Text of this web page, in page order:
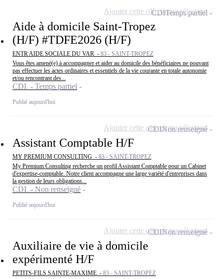
Aide à domicile Saint-Tropez
(H/F) #TDFE2026 (H/F)
ENTR AIDE SOCIALE DU VAR - 83 - SAINT-TROPEZ
Vous êtes amené(e) à accompagner et aider au domicile des bénéficiaires ne pouvant
pas effectuer les actes ordinaires et essentiels de la vie courante en totale autonomie
et/ou rencontrant des...
CDI - Temps partiel
Publié aujourd'hui
CDITemps partiel
Ajouter cette offre à ma sélection
Assistant Comptable H/F
MY PREMIUM CONSULTING - 83 - SAINT-TROPEZ
My Premium Consulting recherche un profil Assistant Comptable pour un Cabinet
d'expertise-comptable. Notre client accompagne une large variété d'entreprises dans
la gestion de leurs obligations...
CDI - Non renseigné
Publié aujourd'hui
CDINon renseigné
Ajouter cette offre à ma sélection
Auxiliaire de vie à domicile
expérimenté H/F
PETITS-FILS SAINTE-MAXIME - 83 - SAINT-TROPEZ
CDINon renseigné
Ajouter cette offre à ma sélection